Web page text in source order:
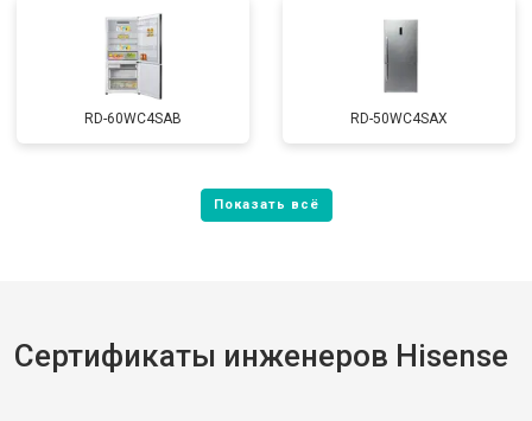
RD-60WC4SAB RD-50WC4SAX
Сертификаты инженеров Hisense